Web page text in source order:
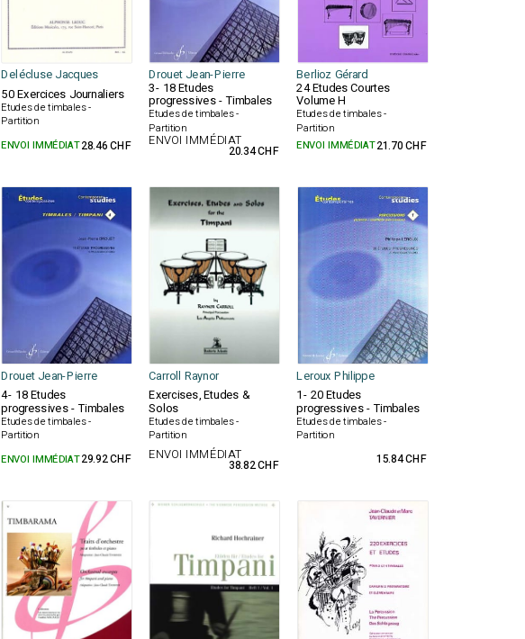
Delécluse Jacques Drouet Jean-Pierre Berlioz Gérard
50 Exercices Journaliers
Etudes de timbales -
Partition
3- 18 Etudes
progressives - Timbales
Etudes de timbales -
Partition
24 Etudes Courtes
Volume H
Etudes de timbales -
Partition
ENVOI IMMÉDIAT28.46 CHF ENVOI IMMÉDIAT
20.34 CHF ENVOI IMMÉDIAT21.70 CHF
Drouet Jean-Pierre Carroll Raynor Leroux Philippe
4- 18 Etudes
progressives - Timbales
Etudes de timbales -
Partition
Exercises, Etudes &
Solos
Etudes de timbales -
Partition
1- 20 Etudes
progressives - Timbales
Etudes de timbales -
Partition
ENVOI IMMÉDIAT29.92 CHF ENVOI IMMÉDIAT
38.82 CHF 15.84 CHF